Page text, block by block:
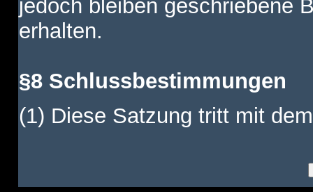
jedoch bleiben geschriebene
erhalten.
§8 Schlussbestimmungen
(1) Diese Satzung tritt mit